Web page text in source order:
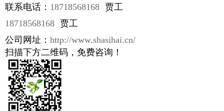
联系电话： 18718568168 贾工
18718568168 贾工
公司网址： http://www.shasihai.cn/
扫描下方二维码，免费咨询！